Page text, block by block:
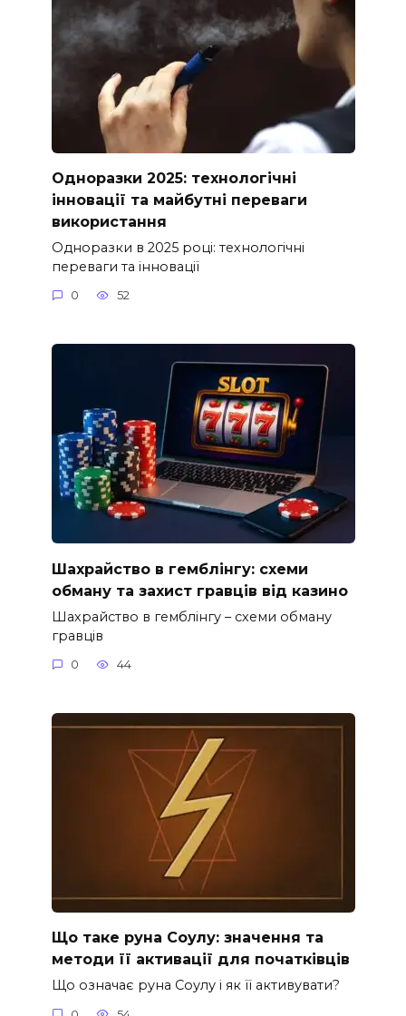
Одноразки 2025: технологічні
інновації та майбутні переваги
використання
Одноразки в 2025 році: технологічні
переваги та інновації
0 52
Шахрайство в гемблінгу: схеми
обману та захист гравців від казино
Шахрайство в гемблінгу – схеми обману
гравців
0 44
Що таке руна Соулу: значення та
методи її активації для початківців
Що означає руна Соулу і як її активувати?